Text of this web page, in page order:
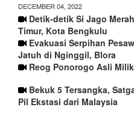
DECEMBER 04, 2022
Detik-detik Si Jago
Timur, Kota Bengkulu
Evakuasi Serpihan
Jatuh di Nginggil, Blora
Reog Ponorogo Asli
Bekuk 5 Tersangka,
Pil Ekstasi dari Malaysia